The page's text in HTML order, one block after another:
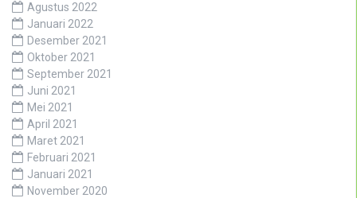
Agustus 2022
Januari 2022
Desember 2021
Oktober 2021
September 2021
Juni 2021
Mei 2021
April 2021
Maret 2021
Februari 2021
Januari 2021
November 2020